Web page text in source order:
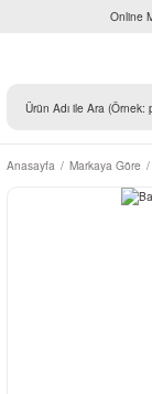
Online
Anasayfa Markaya Göre